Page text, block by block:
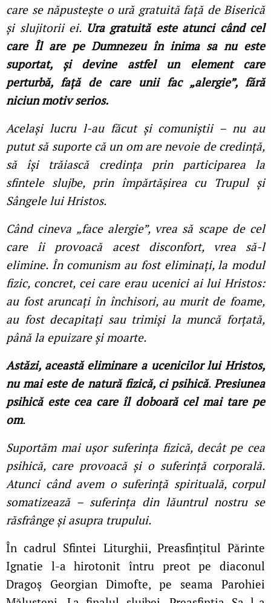
care se năpustește o ură gratuită față de Biserică
și slujitorii ei. Ura gratuită este atunci când cel
care Îl are pe Dumnezeu în inima sa nu este
suportat, și devine astfel un element care
perturbă, față de care unii fac „alergie”, fără
niciun motiv serios.
Același lucru l-au făcut și comuniștii – nu au
putut să suporte că un om are nevoie de credință,
să își trăiască credința prin participarea la
sfintele slujbe, prin împărtășirea cu Trupul și
Sângele lui Hristos.
Când cineva „face alergie”, vrea să scape de cel
care îi provoacă acest disconfort, vrea să-l
elimine. În comunism au fost eliminați, la modul
fizic, concret, cei care erau ucenici ai lui Hristos:
au fost aruncați în închisori, au murit de foame,
au fost decapitați sau trimiși la muncă forțată,
până la epuizare și moarte.
Astăzi, această eliminare a ucenicilor lui Hristos,
nu mai este de natură fizică, ci psihică. Presiunea
psihică este cea care îl doboară cel mai tare pe
om.
Suportăm mai ușor suferința fizică, decât pe cea
psihică, care provoacă și o suferință corporală.
Atunci când avem o suferință spirituală, corpul
somatizează – suferința din lăuntrul nostru se
răsfrânge și asupra trupului.
În cadrul Sfintei Liturghii, Preasfințitul Părinte
Ignatie l-a hirotonit întru preot pe diaconul
Dragoș Georgian Dimofte, pe seama Parohiei